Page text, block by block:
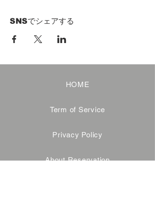
SNSでシェアする
HOME
Term of Service
Privacy Policy
About Reservation